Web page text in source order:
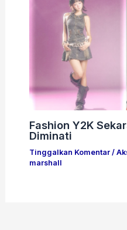
Fashion Y2K
Diminati
Tinggalkan Komentar /
marshall